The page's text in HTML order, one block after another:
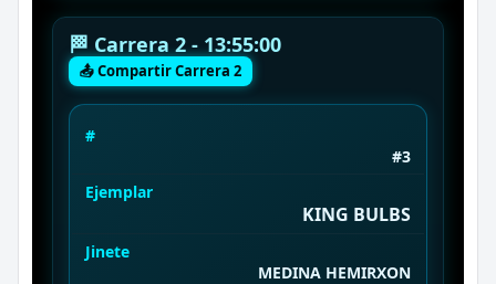
🏁 Carrera 2 - 13:55:00
📤 Compartir Carrera 2
#
#3
Ejemplar
KING BULBS
Jinete
MEDINA HEMIRXON